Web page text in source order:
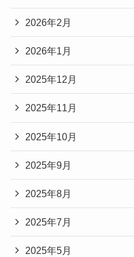
2026年2月
2026年1月
2025年12月
2025年11月
2025年10月
2025年9月
2025年8月
2025年7月
2025年5月